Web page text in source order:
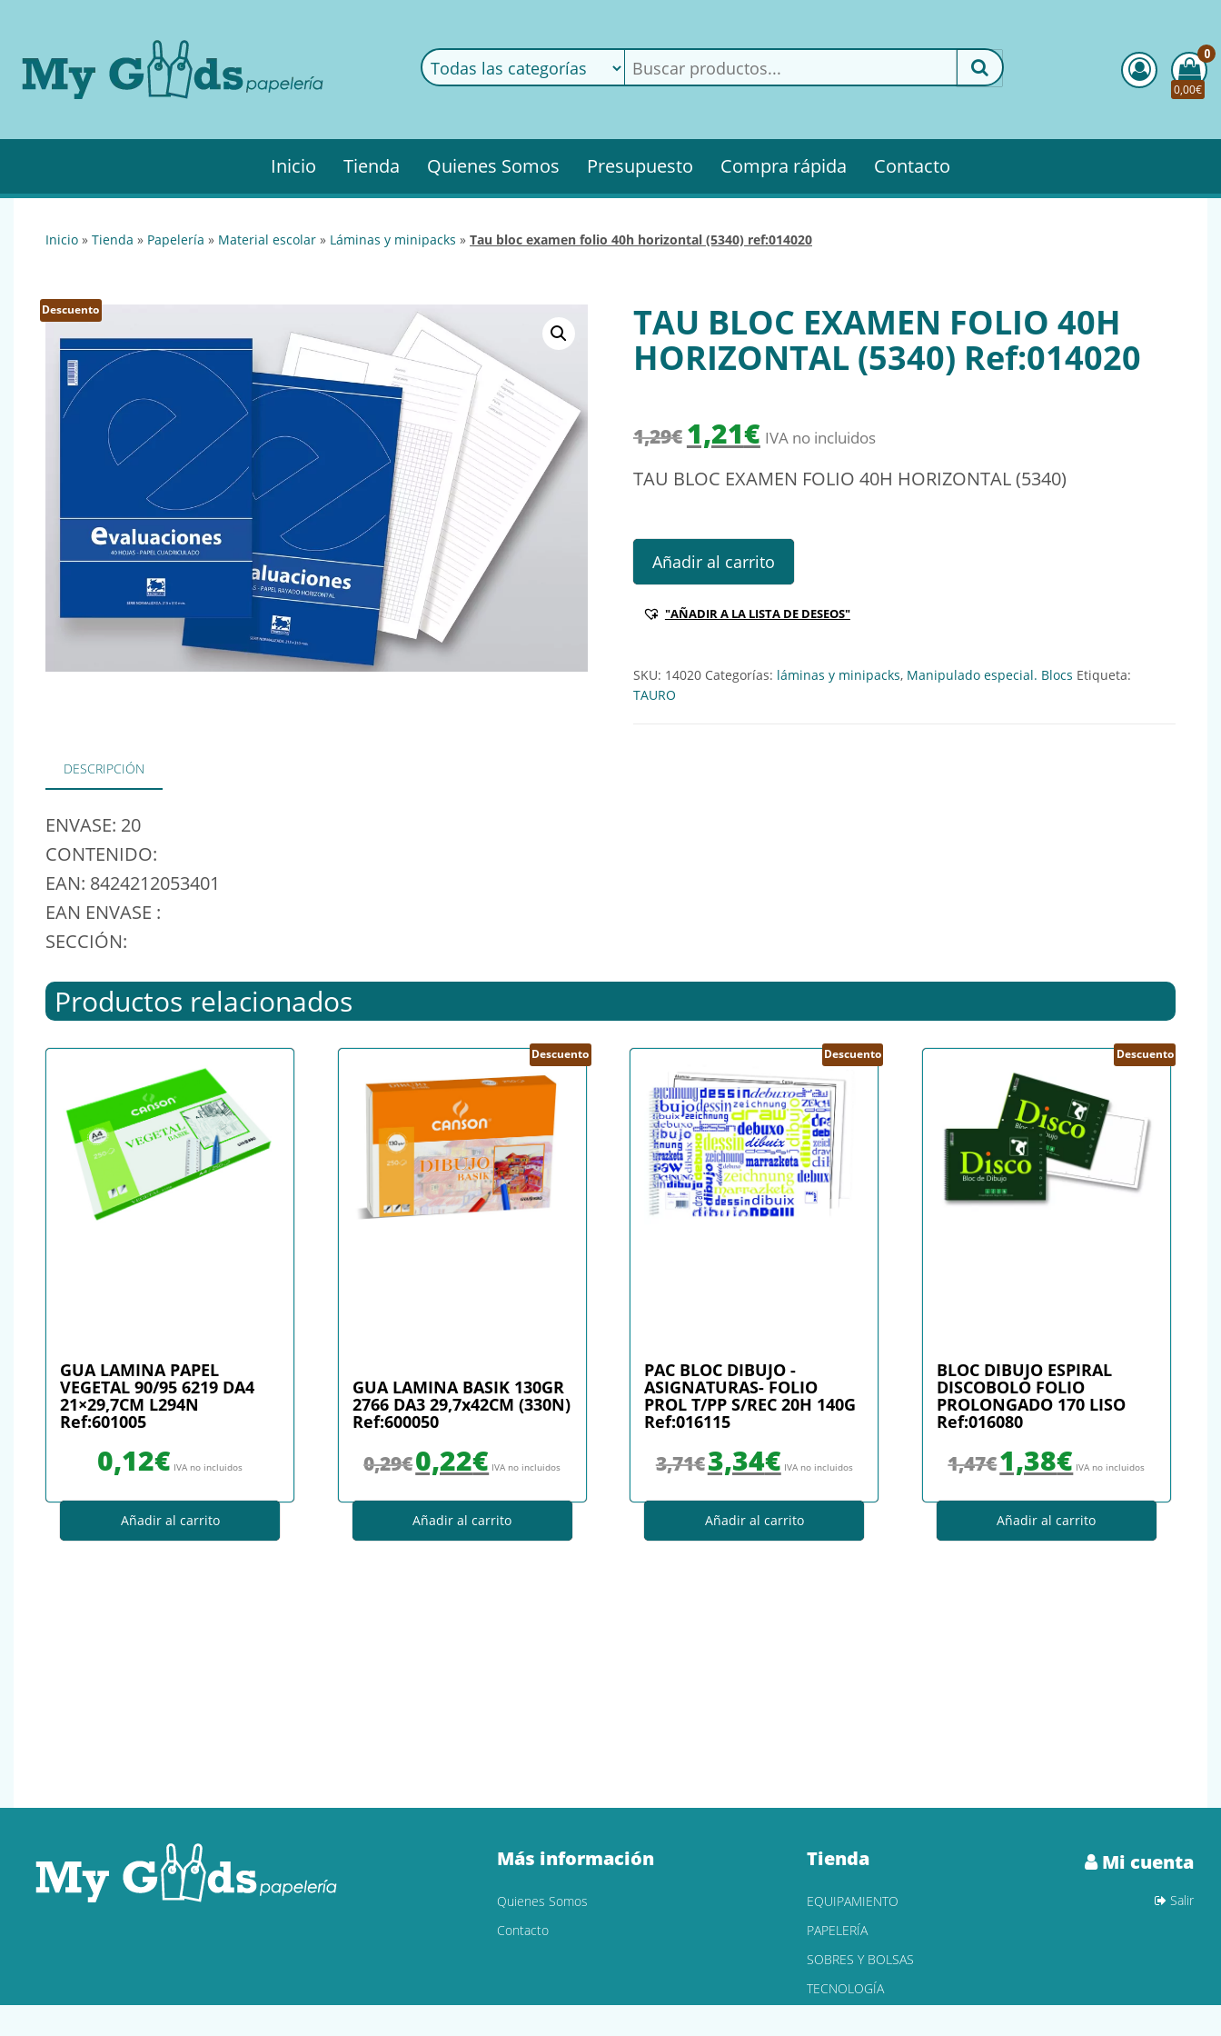
MyGoods
confianza.
Podrás
encontrar
todo lo
para tu
0
0,00€
Inicio Tienda Quienes Somos Presupuesto Compra rápida Contacto
inicio » tienda » papelería » material escolar » láminas y minipacks » tau bloc examen folio 40h horizontal (5340) ref:014020
Descuento TAU BLOC EXAMEN FOLIO 40H
HORIZONTAL (5340) Ref:014020
1,29€ El precio original era: 1,29€.
1,21€El precio actual es: 1,21€.
IVA no incluidos
TAU BLOC EXAMEN FOLIO 40H HORIZONTAL (5340)
TAU BLOC EXAMEN FOLIO 40H HORIZONTAL (5340) Ref:014020 cantidad
Añadir al carrito
"AÑADIR A LA LISTA DE DESEOS"
SKU: 14020 Categorías: láminas y minipacks, Manipulado especial. Blocs Etiqueta:
TAURO
DESCRIPCIÓN
ENVASE: 20
CONTENIDO:
EAN: 8424212053401
EAN ENVASE :
SECCIÓN:
Productos relacionados
GUA LAMINA PAPEL
VEGETAL 90/95 6219 DA4
21×29,7CM L294N
Ref:601005
0,12€ IVA no incluidos
Añadir al carrito
Descuento
GUA LAMINA BASIK 130GR
2766 DA3 29,7x42CM (330N)
Ref:600050
0,29€0,22€ IVA no incluidos
Añadir al carrito
Descuento
PAC BLOC DIBUJO -
ASIGNATURAS- FOLIO
PROL T/PP S/REC 20H 140G
Ref:016115
3,71€3,34€ IVA no incluidos
Añadir al carrito
Descuento
BLOC DIBUJO ESPIRAL
DISCOBOLO FOLIO
PROLONGADO 170 LISO
Ref:016080
1,47€1,38€ IVA no incluidos
Añadir al carrito
Más información
Quienes Somos
Contacto
Tienda
EQUIPAMIENTO
PAPELERÍA
SOBRES Y BOLSAS
TECNOLOGÍA
Mi cuenta
Salir